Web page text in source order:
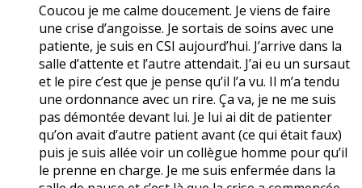
Coucou je me calme doucement. Je viens de faire
une crise d’angoisse. Je sortais de soins avec une
patiente, je suis en CSI aujourd’hui. J’arrive dans la
salle d’attente et l’autre attendait. J’ai eu un sursaut
et le pire c’est que je pense qu’il l’a vu. Il m’a tendu
une ordonnance avec un rire. Ça va, je ne me suis
pas démontée devant lui. Je lui ai dit de patienter
qu’on avait d’autre patient avant (ce qui était faux)
puis je suis allée voir un collègue homme pour qu’il
le prenne en charge. Je me suis enfermée dans la